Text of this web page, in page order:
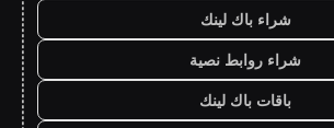
شراء باك لينك
شراء روابط نصية
باقات باك لينك